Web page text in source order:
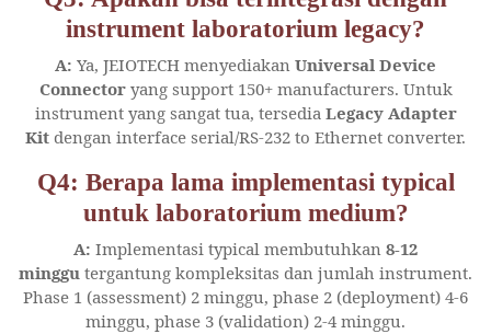
instrument laboratorium legacy?
A: Ya, JEIOTECH menyediakan Universal Device
Connectoryang support 150+ manufacturers. Untuk
instrument yang sangat tua, tersedia Legacy Adapter
Kit dengan interface serial/RS-232 to Ethernet converter.
Q4: Berapa lama implementasi typical
untuk laboratorium medium?
A: Implementasi typical membutuhkan 8-12
minggu tergantung kompleksitas dan jumlah instrument.
Phase 1 (assessment) 2 minggu, phase 2 (deployment) 4-6
minggu, phase 3 (validation) 2-4 minggu.